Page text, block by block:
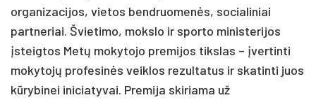
organizacijos, vietos bendruomenės, socialiniai
partneriai. Švietimo, mokslo ir sporto ministerijos
įsteigtos Metų mokytojo premijos tikslas – įvertinti
mokytojų profesinės veiklos rezultatus ir skatinti juos
kūrybinei iniciatyvai. Premija skiriama už